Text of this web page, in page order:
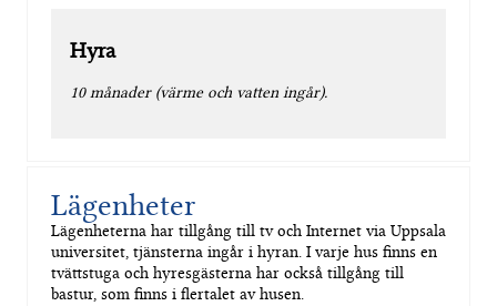
Hyra
10 månader (värme och vatten ingår).
Lägenheter
Lägenheterna har tillgång till tv och Internet via Uppsala
universitet, tjänsterna ingår i hyran. I varje hus finns en
tvättstuga och hyresgästerna har också tillgång till
bastur, som finns i flertalet av husen.